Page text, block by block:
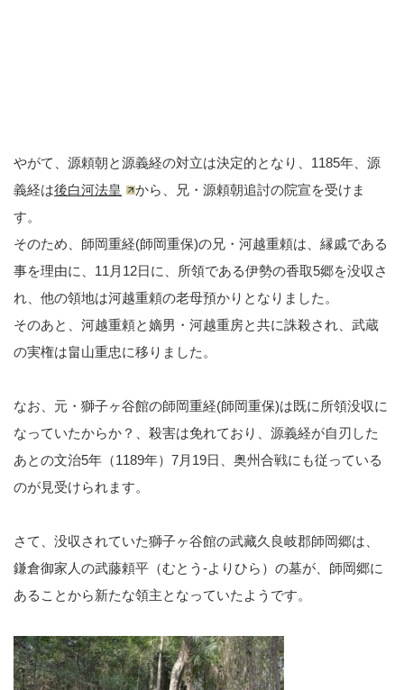
やがて、源頼朝と源義経の対立は決定的となり、1185年、源
義経は後白河法皇
から、兄・源頼朝追討の院宣を受けま
す。
そのため、師岡重経(師岡重保)の兄・河越重頼は、縁戚である
事を理由に、11月12日に、所領である伊勢の香取5郷を没収さ
れ、他の領地は河越重頼の老母預かりとなりました。
そのあと、河越重頼と嫡男・河越重房と共に誅殺され、武蔵
の実権は畠山重忠に移りました。
なお、元・獅子ヶ谷館の師岡重経(師岡重保)は既に所領没収に
なっていたからか？、殺害は免れており、源義経が自刃した
あとの文治5年（1189年）7月19日、奥州合戦にも従っている
のが見受けられます。
さて、没収されていた獅子ヶ谷館の武藏久良岐郡師岡郷は、
鎌倉御家人の武藤頼平（むとう-よりひら）の墓が、師岡郷に
あることから新たな領主となっていたようです。